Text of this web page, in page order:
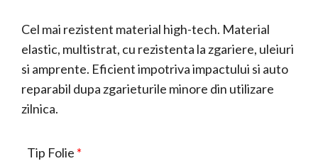
Cel mai rezistent material high-tech. Material
elastic, multistrat, cu rezistenta la zgariere, uleiuri
si amprente. Eficient impotriva impactului si auto
reparabil dupa zgarieturile minore din utilizare
zilnica.
Tip Folie *